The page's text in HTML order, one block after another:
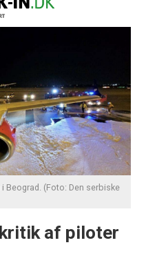
Beograd. (Foto: Den serbiske
af piloter